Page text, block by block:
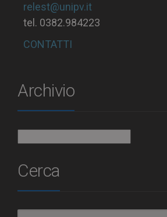
relest@unipv.it
tel. 0382.984223
CONTATTI
Archivio
Cerca